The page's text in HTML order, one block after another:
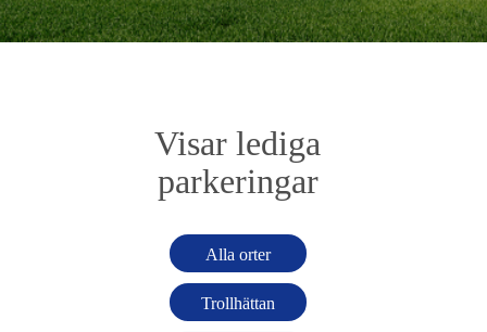
Visar lediga
parkeringar
Alla orter
Trollhättan